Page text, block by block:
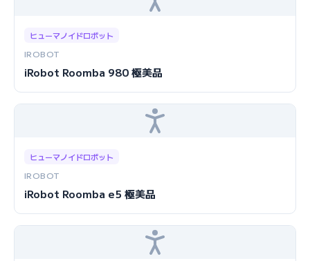
ヒューマノイドロボット
IROBOT
iRobot Roomba 980 極美品
ヒューマノイドロボット
IROBOT
iRobot Roomba e5 極美品